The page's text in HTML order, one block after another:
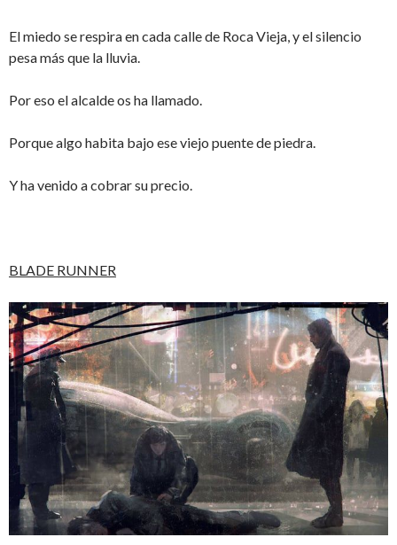
El miedo se respira en cada calle de Roca Vieja, y el silencio
pesa más que la lluvia.
Por eso el alcalde os ha llamado.
Porque algo habita bajo ese viejo puente de piedra.
Y ha venido a cobrar su precio.
BLADE RUNNER